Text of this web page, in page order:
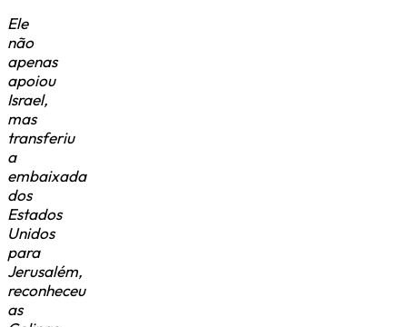
Ele
não
apenas
apoiou
Israel,
mas
transferiu
a
embaixada
dos
Estados
Unidos
para
Jerusalém,
reconheceu
as